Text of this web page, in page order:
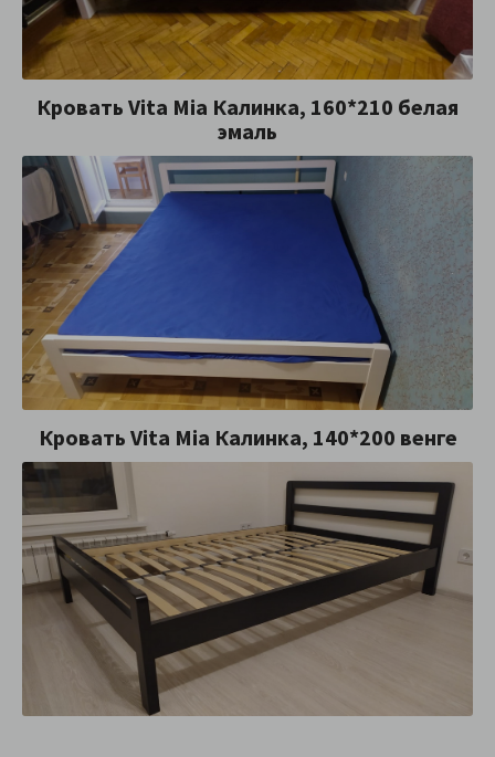
Кровать Vita Mia Калинка, 160*210 белая
эмаль
Кровать Vita Mia Калинка, 140*200 венге